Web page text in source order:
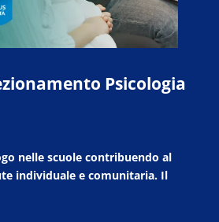
Psicologia
nelle scuole contribuendo al
individuale e comunitaria. Il